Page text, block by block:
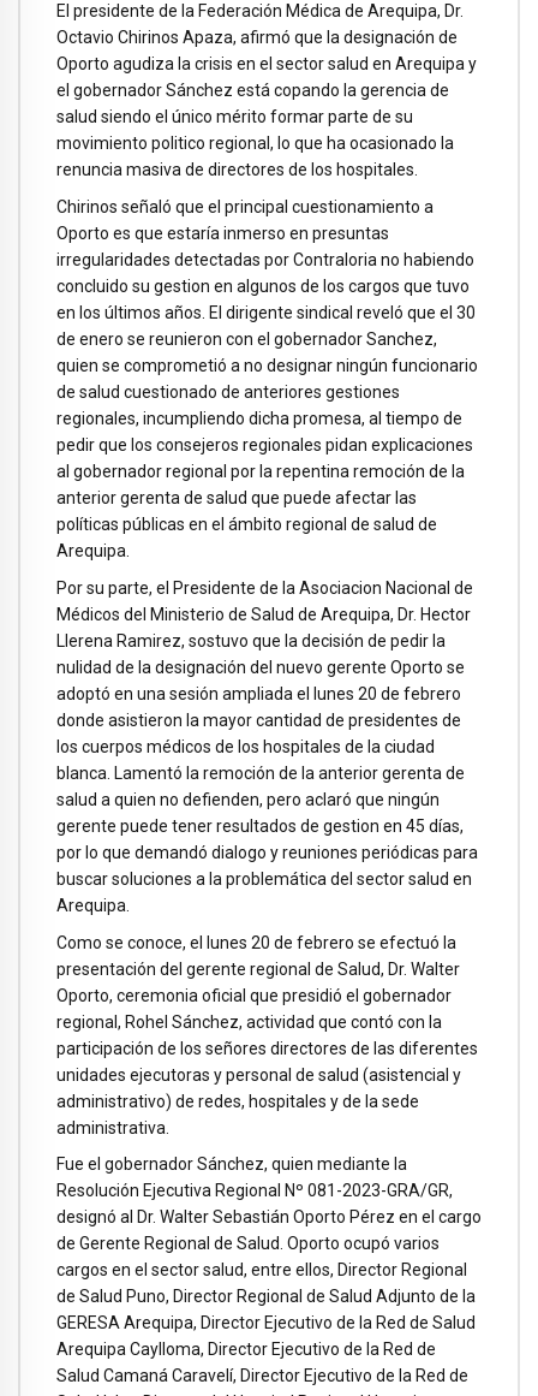
El presidente de la Federación Médica de Arequipa, Dr.
Octavio Chirinos Apaza, afirmó que la designación de
Oporto agudiza la crisis en el sector salud en Arequipa y
el gobernador Sánchez está copando la gerencia de
salud siendo el único mérito formar parte de su
movimiento politico regional, lo que ha ocasionado la
renuncia masiva de directores de los hospitales.
Chirinos señaló que el principal cuestionamiento a
Oporto es que estaría inmerso en presuntas
irregularidades detectadas por Contraloria no habiendo
concluido su gestion en algunos de los cargos que tuvo
en los últimos años. El dirigente sindical reveló que el 30
de enero se reunieron con el gobernador Sanchez,
quien se comprometió a no designar ningún funcionario
de salud cuestionado de anteriores gestiones
regionales, incumpliendo dicha promesa, al tiempo de
pedir que los consejeros regionales pidan explicaciones
al gobernador regional por la repentina remoción de la
anterior gerenta de salud que puede afectar las
políticas públicas en el ámbito regional de salud de
Arequipa.
Por su parte, el Presidente de la Asociacion Nacional de
Médicos del Ministerio de Salud de Arequipa, Dr. Hector
Llerena Ramirez, sostuvo que la decisión de pedir la
nulidad de la designación del nuevo gerente Oporto se
adoptó en una sesión ampliada el lunes 20 de febrero
donde asistieron la mayor cantidad de presidentes de
los cuerpos médicos de los hospitales de la ciudad
blanca. Lamentó la remoción de la anterior gerenta de
salud a quien no defienden, pero aclaró que ningún
gerente puede tener resultados de gestion en 45 días,
por lo que demandó dialogo y reuniones periódicas para
buscar soluciones a la problemática del sector salud en
Arequipa.
Como se conoce, el lunes 20 de febrero se efectuó la
presentación del gerente regional de Salud, Dr. Walter
Oporto, ceremonia oficial que presidió el gobernador
regional, Rohel Sánchez, actividad que contó con la
participación de los señores directores de las diferentes
unidades ejecutoras y personal de salud (asistencial y
administrativo) de redes, hospitales y de la sede
administrativa.
Fue el gobernador Sánchez, quien mediante la
Resolución Ejecutiva Regional Nº 081-2023-GRA/GR,
designó al Dr. Walter Sebastián Oporto Pérez en el cargo
de Gerente Regional de Salud. Oporto ocupó varios
cargos en el sector salud, entre ellos, Director Regional
de Salud Puno, Director Regional de Salud Adjunto de la
GERESA Arequipa, Director Ejecutivo de la Red de Salud
Arequipa Caylloma, Director Ejecutivo de la Red de
Salud Camaná Caravelí, Director Ejecutivo de la Red de